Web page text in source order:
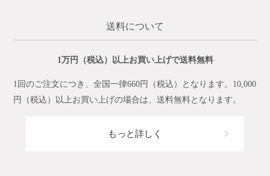
送料について
1万円（税込）以上お買い上げで送料無料
1回のご注文につき、全国一律660円（税込）となります。10,000
円（税込）以上お買い上げの場合は、送料無料となります。
もっと詳しく